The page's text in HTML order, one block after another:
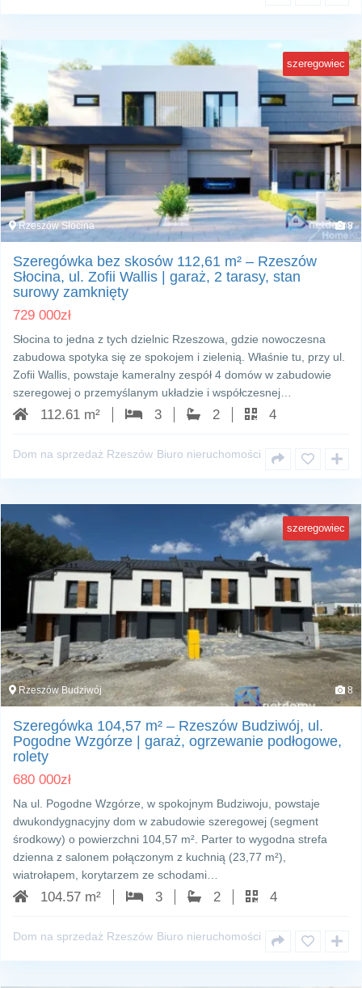
szeregowiec
Rzeszów Słocina 8
Szeregówka bez skosów 112,61 m² – Rzeszów
Słocina, ul. Zofii Wallis | garaż, 2 tarasy, stan
surowy zamknięty
729 000zł
Słocina to jedna z tych dzielnic Rzeszowa, gdzie nowoczesna
zabudowa spotyka się ze spokojem i zielenią. Właśnie tu, przy ul.
Zofii Wallis, powstaje kameralny zespół 4 domów w zabudowie
szeregowej o przemyślanym układzie i współczesnej…
112.61 m² 3 2 4
Dom na sprzedaż Rzeszów Biuro nieruchomości
szeregowiec
Rzeszów Budziwój 8
Szeregówka 104,57 m² – Rzeszów Budziwój, ul.
Pogodne Wzgórze | garaż, ogrzewanie podłogowe,
rolety
680 000zł
Na ul. Pogodne Wzgórze, w spokojnym Budziwoju, powstaje
dwukondygnacyjny dom w zabudowie szeregowej (segment
środkowy) o powierzchni 104,57 m². Parter to wygodna strefa
dzienna z salonem połączonym z kuchnią (23,77 m²),
wiatrołapem, korytarzem ze schodami…
104.57 m² 3 2 4
Dom na sprzedaż Rzeszów Biuro nieruchomości